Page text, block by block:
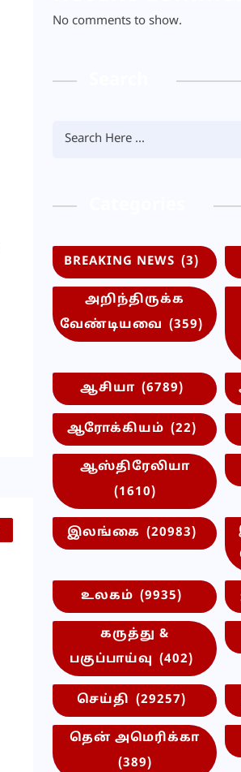
No comments to show.
BREAKING NEWS (3)
அறிந்திருக்க
வேண்டியவை (359)
ஆசியா (6789)
ஆரோக்கியம் (22)
ஆஸ்திரேலியா
(1610)
இலங்கை (20983)
உலகம் (9935)
கருத்து &
பகுப்பாய்வு (402)
செய்தி (29257)
தென் அமெரிக்கா
(389)